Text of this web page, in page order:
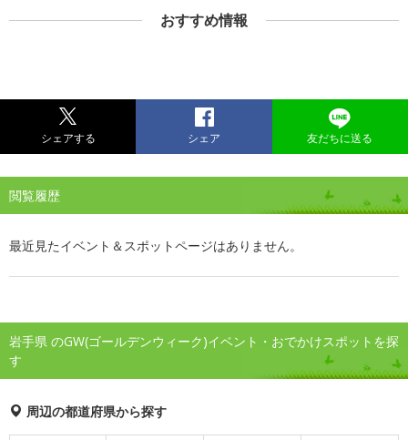
おすすめ情報
シェアする シェア 友だちに送る
閲覧履歴
最近見たイベント＆スポットページはありません。
岩手県 のGW(ゴールデンウィーク)イベント・おでかけスポットを探
す
周辺の都道府県から探す